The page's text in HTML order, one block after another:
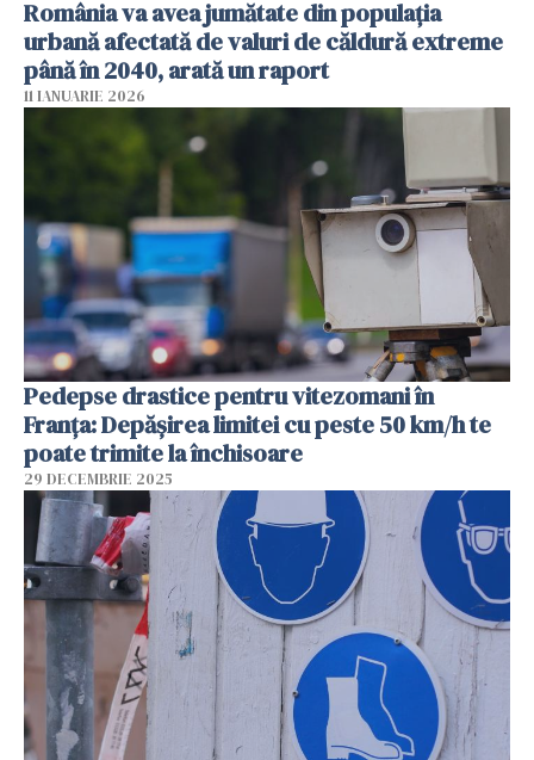
România va avea jumătate din populația
urbană afectată de valuri de căldură extreme
până în 2040, arată un raport
11 IANUARIE 2026
Pedepse drastice pentru vitezomani în
Franța: Depășirea limitei cu peste 50 km/h te
poate trimite la închisoare
29 DECEMBRIE 2025